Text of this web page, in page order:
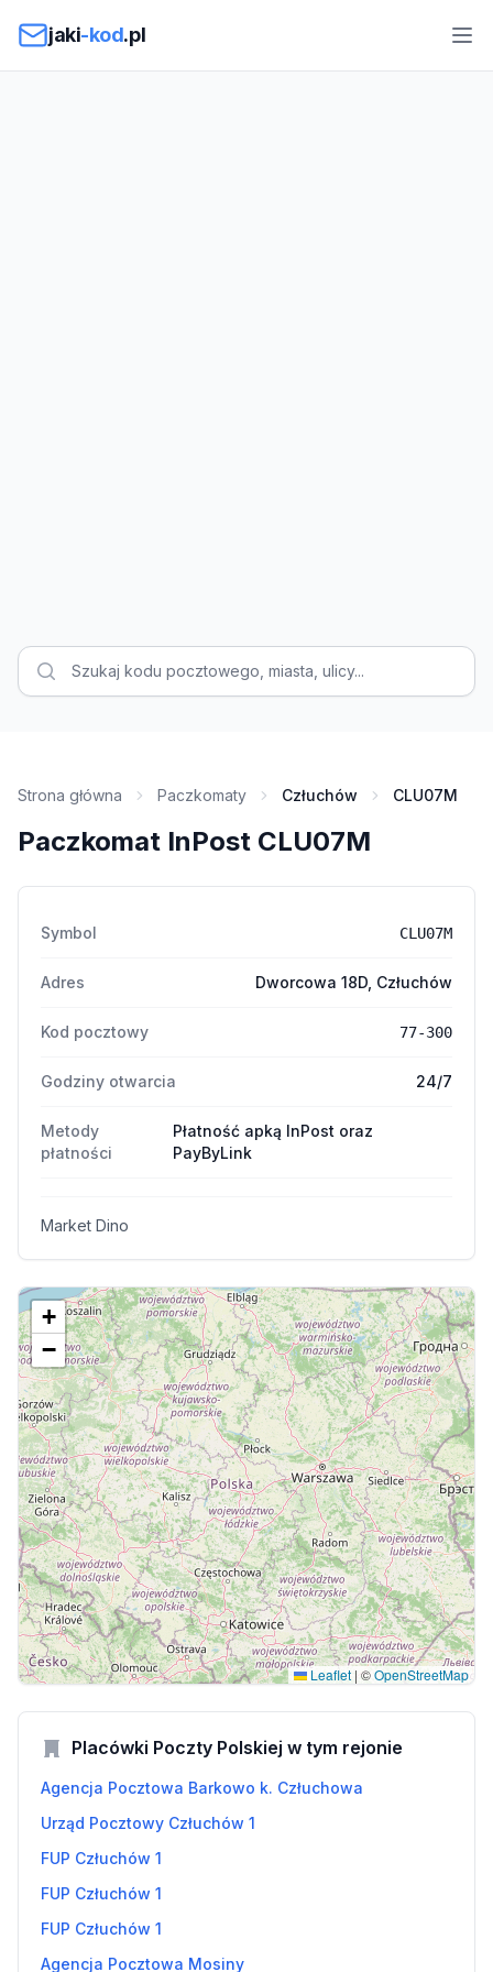
jaki-kod.pl
Strona główna Paczkomaty Człuchów CLU07M
Paczkomat InPost CLU07M
Symbol CLU07M
Adres Dworcowa 18D, Człuchów
Kod pocztowy 77-300
Godziny otwarcia 24/7
Metody
płatności
Płatność apką InPost oraz
PayByLink
Market Dino
+
−
Leaflet | ©OpenStreetMap
Placówki Poczty Polskiej w tym rejonie
Agencja Pocztowa Barkowo k. Człuchowa
Urząd Pocztowy Człuchów 1
FUP Człuchów 1
FUP Człuchów 1
FUP Człuchów 1
Agencja Pocztowa Mosiny